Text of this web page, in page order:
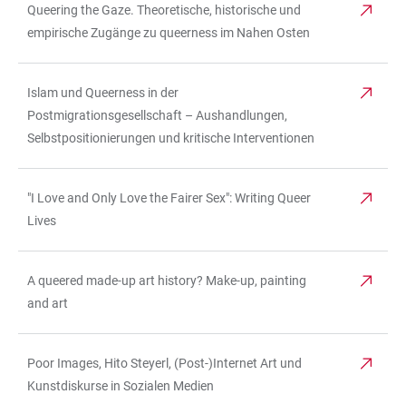
Queering the Gaze. Theoretische, historische und
empirische Zugänge zu queerness im Nahen Osten
Islam und Queerness in der
Postmigrationsgesellschaft – Aushandlungen,
Selbstpositionierungen und kritische Interventionen
"I Love and Only Love the Fairer Sex": Writing Queer
Lives
A queered made-up art history? Make-up, painting
and art
Poor Images, Hito Steyerl, (Post-)Internet Art und
Kunstdiskurse in Sozialen Medien